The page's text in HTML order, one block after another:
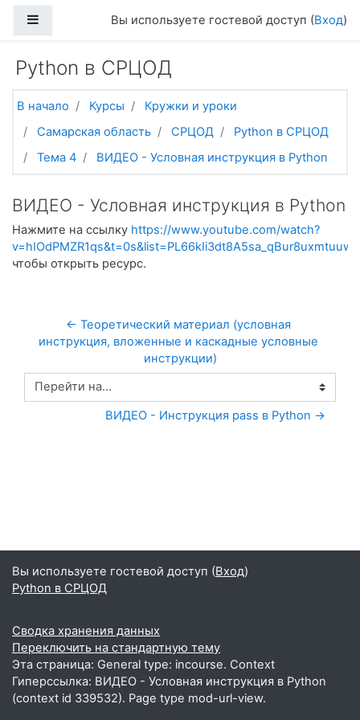
Боковая панельВы используете гостевой доступ (Вход)
Python в СРЦОД
В начало Курсы
Кружки и уроки
Самарская область
СРЦОД
Python в СРЦОД
Тема 4
ВИДЕО - Условная инструкция в Python
ВИДЕО - Условная инструкция в Python
Нажмите на ссылку https://www.youtube.com/watch?
чтобы открыть ресурс.
← Теоретический материал (условная
инструкция, вложенные и каскадные условные
инструкции)
Перейти на...
ВИДЕО - Инструкция pass в Python →
Вы используете гостевой доступ (Вход)
Python в СРЦОД
Сводка хранения данных
Переключить на стандартную тему
Эта страница: General type: incourse. Context
Гиперссылка: ВИДЕО - Условная инструкция в Python
(context id 339532). Page type mod-url-view.